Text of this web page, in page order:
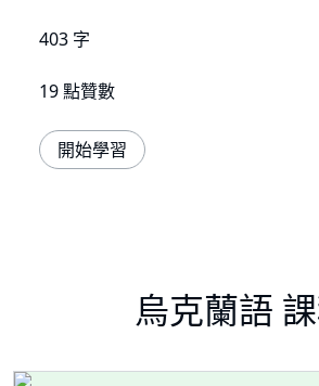
403 字
19 點贊數
開始學習
烏克蘭語